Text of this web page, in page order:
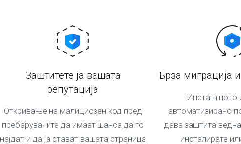
Заштитете ја вашата
репутација
Откривање на малициозен код пред
пребарувачите да имаат шанса да го
најдат и да ја стават вашата страница
Брза миграција
Инстантното
автоматизирано
дава заштита
инсталирате